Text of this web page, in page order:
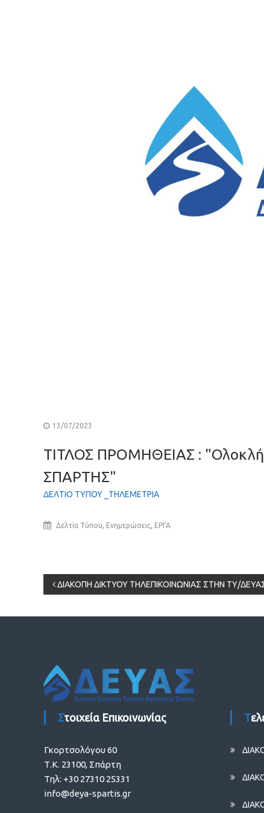
13/07/2023
ΤΙΤΛΟΣ ΠΡΟΜΗΘΕΙΑΣ :
ΣΠΑΡΤΗΣ"
ΔΕΛΤΙΟ ΤΥΠΟΥ _ΤΗΛΕΜΕΤΡΙΑ
Δελτία Τύπου, Ενημερώσεις, ΕΡΓΑ
Πλοήγηση
άρθρων
ΔΙΑΚΟΠΗ ΔΙΚΤΥΟΥ ΤΗΛΕΠΙΚΟΙΝΩΝΙΑΣ ΣΤΗΝ ΤΥ/
Στοιχεία Επικοινωνίας
Γκορτσολόγου 60
Τ.Κ. 23100, Σπάρτη
Τηλ: +30 27310 25331
info@deya-spartis.gr